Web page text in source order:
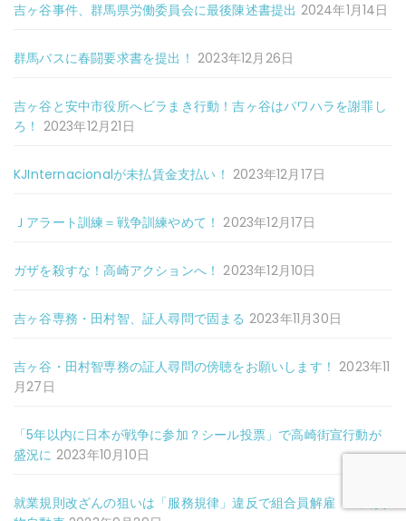
吉ヶ谷事件、群馬県労働委員会に最後陳述書提出 2024年1月14日
群馬バスに春闘要求書を提出！ 2023年12月26日
吉ヶ谷と安中市役所へビラまき行動！吉ヶ谷はパワハラを謝罪し
ろ！ 2023年12月21日
KJInternacionalが未払賃金支払い！ 2023年12月17日
Ｊアラート訓練＝戦争訓練やめて！ 2023年12月17日
ガザを殺すな！高崎アクションへ！ 2023年12月10日
吉ヶ谷専務・田村智、証人尋問で固まる 2023年11月30日
吉ヶ谷・田村智専務の証人尋問の傍聴をお願いします！ 2023年11
月27日
「5年以内に日本が戦争に参加？シール投票」で高崎街宣行動が
盛況に 2023年10月10日
就業規則改ざんの狙いは「服務規律」違反で組合員解雇 上州貨